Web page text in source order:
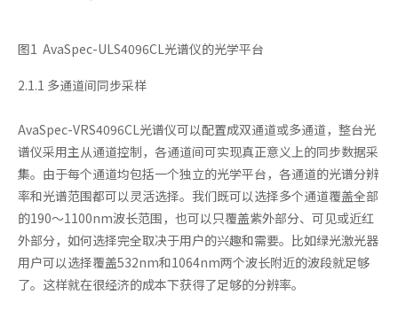
图1 AvaSpec-ULS4096CL光谱仪的光学平台
2.1.1 多通道间同步采样
AvaSpec-VRS4096CL光谱仪可以配置成双通道或多通道，整台光
谱仪采用主从通道控制，各通道间可实现真正意义上的同步数据采
集。由于每个通道均包括一个独立的光学平台，各通道的光谱分辨
率和光谱范围都可以灵活选择。我们既可以选择多个通道覆盖全部
的190～1100nm波长范围，也可以只覆盖紫外部分、可见或近红
外部分，如何选择完全取决于用户的兴趣和需要。比如绿光激光器
用户可以选择覆盖532nm和1064nm两个波长附近的波段就足够
了。这样就在很经济的成本下获得了足够的分辨率。